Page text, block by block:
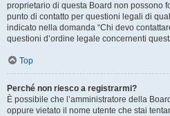
proprietario di questa Board non possono
punto di contatto per questioni legali di
indicato nella domanda “Chi devo
questioni d’ordine legale concernenti
Top
Perché non riesco a registrarmi?
È possibile che l’amministratore della
oppure vietato il nome utente che stai